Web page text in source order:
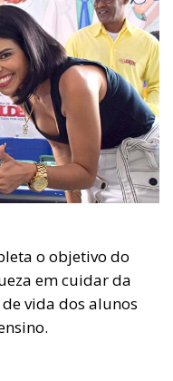
o objetivo do
em cuidar da
vida dos alunos